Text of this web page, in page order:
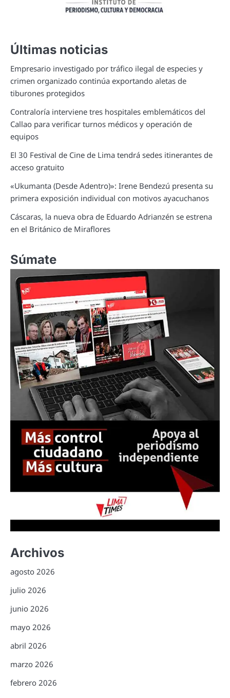
Últimas noticias
Empresario investigado por tráfico ilegal de especies y
crimen organizado continúa exportando aletas de
tiburones protegidos
Contraloría interviene tres hospitales emblemáticos del
Callao para verificar turnos médicos y operación de
equipos
El 30 Festival de Cine de Lima tendrá sedes itinerantes de
acceso gratuito
«Ukumanta (Desde Adentro)»: Irene Bendezú presenta su
primera exposición individual con motivos ayacuchanos
Cáscaras, la nueva obra de Eduardo Adrianzén se estrena
en el Británico de Miraflores
Súmate
Archivos
agosto 2026
julio 2026
junio 2026
mayo 2026
abril 2026
marzo 2026
febrero 2026